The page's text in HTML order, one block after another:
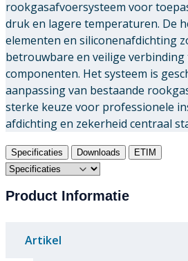
rookgasafvoersysteem voor
druk en lagere temperaturen. De
elementen en siliconenafdichting
betrouwbare en veilige verbinding
componenten. Het systeem is
aanpassing van bestaande
sterke keuze voor professionele
afdichting en zekerheid centraal
Specificaties Downloads ETIM
Product Informatie
Artikel